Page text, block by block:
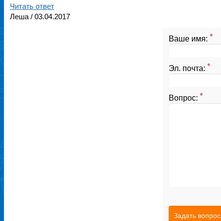
Читать ответ
Леша / 03.04.2017
Ваше имя: *
Эл. почта: *
Вопрос: *
Задать